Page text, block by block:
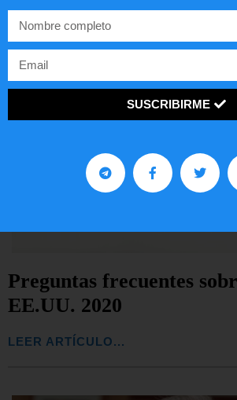
Preguntas frecuentes
EE.UU. 2020
LEER ARTÍCULO...
SUSCRIBIRME